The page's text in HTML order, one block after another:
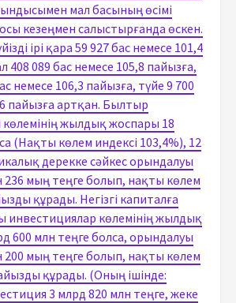
мал басының өсімі
кезеңмен салыстырғанда өскен.
ірі қара 59 927 бас немесе 101,4
408 089 бас немесе 105,8 пайызға,
немесе 106,3 пайызға, түйе 9 700
пайызға артқан. Былтыр
көлемінің жылдық жоспары 18
(Нақты көлем индексі 103,4%), 12
дерекке сәйкес орындалуы
236 мың теңге болып, нақты көлем
құрады. Негізгі капиталға
инвестициялар көлемінің жылдық
600 млн теңге болса, орындалуы
200 мың теңге болып, нақты көлем
құрады. (Оның ішінде:
3 млрд 820 млн теңге, жеке